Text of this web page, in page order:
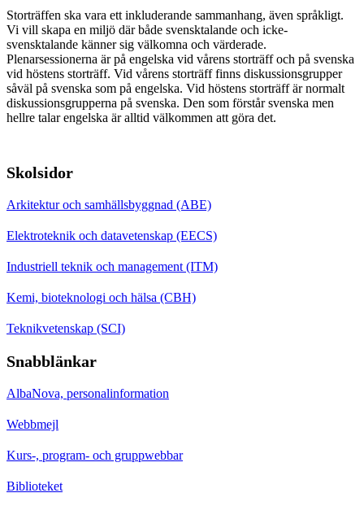
Storträffen ska vara ett inkluderande sammanhang, även språkligt.
Vi vill skapa en miljö där både svensktalande och icke-
svensktalande känner sig välkomna och värderade.
Plenarsessionerna är på engelska vid vårens storträff och på svenska
vid höstens storträff. Vid vårens storträff finns diskussionsgrupper
såväl på svenska som på engelska. Vid höstens storträff är normalt
diskussionsgrupperna på svenska. Den som förstår svenska men
hellre talar engelska är alltid välkommen att göra det.
Skolsidor
Arkitektur och samhällsbyggnad (ABE)
Elektroteknik och datavetenskap (EECS)
Industriell teknik och management (ITM)
Kemi, bioteknologi och hälsa (CBH)
Teknikvetenskap (SCI)
Snabblänkar
AlbaNova, personalinformation
Webbmejl
Kurs-, program- och gruppwebbar
Biblioteket